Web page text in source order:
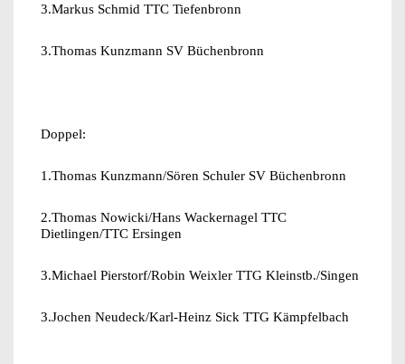
3.Markus Schmid TTC Tiefenbronn
3.Thomas Kunzmann SV Büchenbronn
Doppel:
1.Thomas Kunzmann/Sören Schuler SV Büchenbronn
2.Thomas Nowicki/Hans Wackernagel TTC
Dietlingen/TTC Ersingen
3.Michael Pierstorf/Robin Weixler TTG Kleinstb./Singen
3.Jochen Neudeck/Karl-Heinz Sick TTG Kämpfelbach